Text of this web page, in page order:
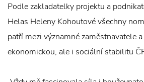
Podle zakladatelky projektu a
Helas Heleny Kohoutové všechny
patří mezi významné zaměstnavatele
ekonomickou, ale i sociální stabilitu